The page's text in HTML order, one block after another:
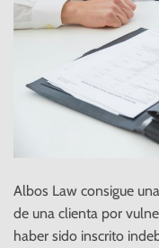
Albos Law consigue
de una clienta por
haber sido inscrito